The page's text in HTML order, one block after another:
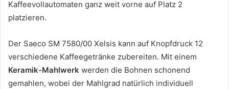
Kaffeevollautomaten ganz weit vorne auf Platz 2
platzieren.
Der Saeco SM 7580/00 Xelsis kann auf Knopfdruck 12
verschiedene Kaffeegetränke zubereiten. Mit einem
Keramik-Mahlwerk werden die Bohnen schonend
gemahlen, wobei der Mahlgrad natürlich individuell